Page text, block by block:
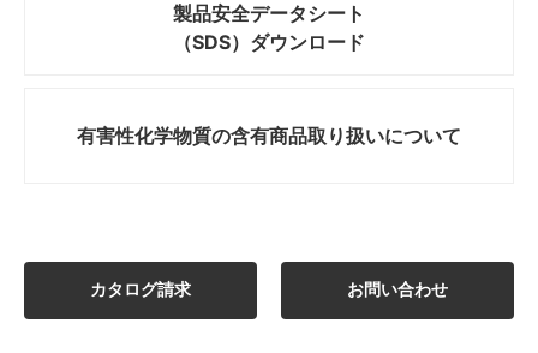
製品安全データシート
（SDS）ダウンロード
有害性化学物質の含有商品取り扱いについて
カタログ請求 お問い合わせ